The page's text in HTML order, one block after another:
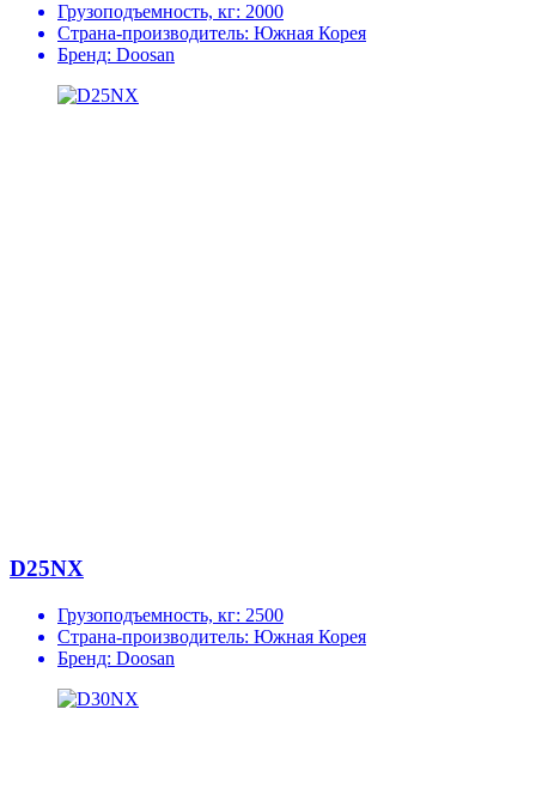
Грузоподъемность, кг: 2000
Страна-производитель: Южная Корея
Бренд: Doosan
D25NX
Грузоподъемность, кг: 2500
Страна-производитель: Южная Корея
Бренд: Doosan